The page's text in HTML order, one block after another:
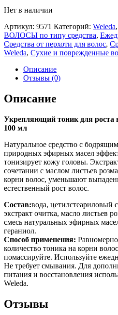
Нет в наличии
Артикул: 9571 Категорий: Weleda,
ВОЛОСЫ по типу средства,
Средства от перхоти для волос,
Weleda, Сухие и поврежденные
Описание
Отзывы (0)
Описание
Укрепляющий тоник для роста
100 мл
Натуральное средство с
природных эфирных масел
тонизирует кожу головы.
сочетании с маслом листьев
корни волос, уменьшают
естественный рост волос.
Состав:вода, цетилстеариловый
экстракт очитка, масло листьев
смесь натуральных эфирных
гераниол.
Способ применения:
количество тоника на корни
помассируйте. Используйте
Не требует смывания. Для
питания и восстановления
Weleda.
Отзывы